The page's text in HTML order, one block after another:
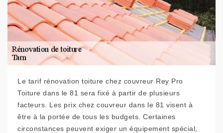
Le tarif rénovation toiture chez couvreur Rey Pro
Toiture dans le 81 sera fixé à partir de plusieurs
facteurs. Les prix chez couvreur dans le 81 visent à
être à la portée de tous les budgets. Certaines
circonstances peuvent exiger un équipement spécial,